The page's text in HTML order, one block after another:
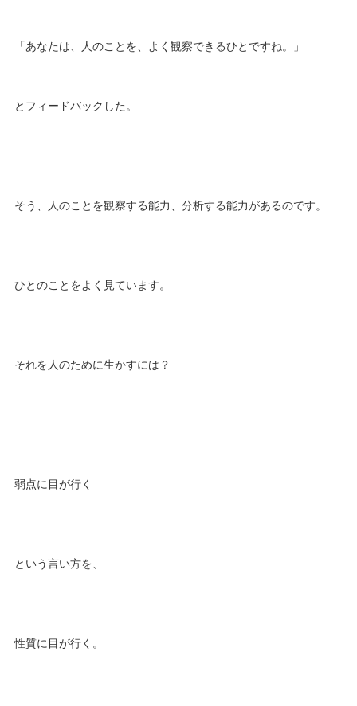
「あなたは、人のことを、よく観察できるひとですね。」
とフィードバックした。
そう、人のことを観察する能力、分析する能力があるのです。
ひとのことをよく見ています。
それを人のために生かすには？
弱点に目が行く
という言い方を、
性質に目が行く。